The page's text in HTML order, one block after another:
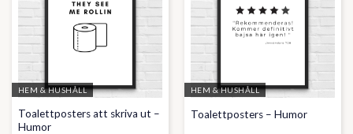
HEM & HUSHÅLL
Toalettposters att skriva ut –
Humor
HEM & HUSHÅLL
Toalettposters – Humor